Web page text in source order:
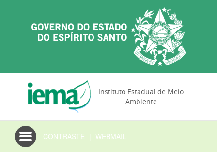
Instituto Estadual de Meio
Ambiente
Toggle
navigation
CONTRASTE | WEBMAIL